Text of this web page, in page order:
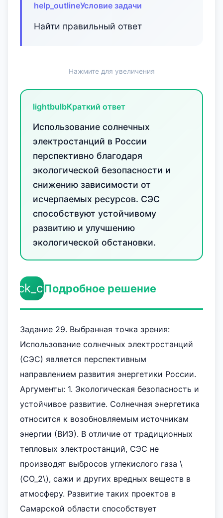
help_outlineУсловие задачи
Найти правильный ответ
Нажмите для увеличения
lightbulbКраткий ответ
Использование солнечных
электростанций в России
перспективно благодаря
экологической безопасности и
снижению зависимости от
исчерпаемых ресурсов. СЭС
способствуют устойчивому
развитию и улучшению
экологической обстановки.
Подробное решение
Задание 29. Выбранная точка зрения:
Использование солнечных электростанций
(СЭС) является перспективным
направлением развития энергетики России.
Аргументы: 1. Экологическая безопасность и
устойчивое развитие. Солнечная энергетика
относится к возобновляемым источникам
энергии (ВИЭ). В отличие от традиционных
тепловых электростанций, СЭС не
производят выбросов углекислого газа \
(CO_2\), сажи и других вредных веществ в
атмосферу. Развитие таких проектов в
Самарской области способствует